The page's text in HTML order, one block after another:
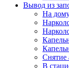
Вывод из
На
Снятие
В